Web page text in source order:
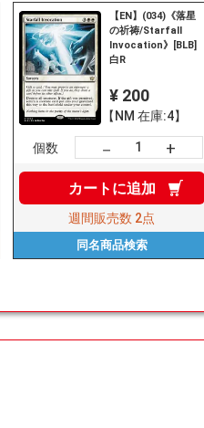
【EN】(034)《落星
の祈祷/Starfall
Invocation》[BLB]
白R
¥ 200
【NM 在庫:4】
個数 － +
カートに追加
週間販売数 2点
同名商品検索